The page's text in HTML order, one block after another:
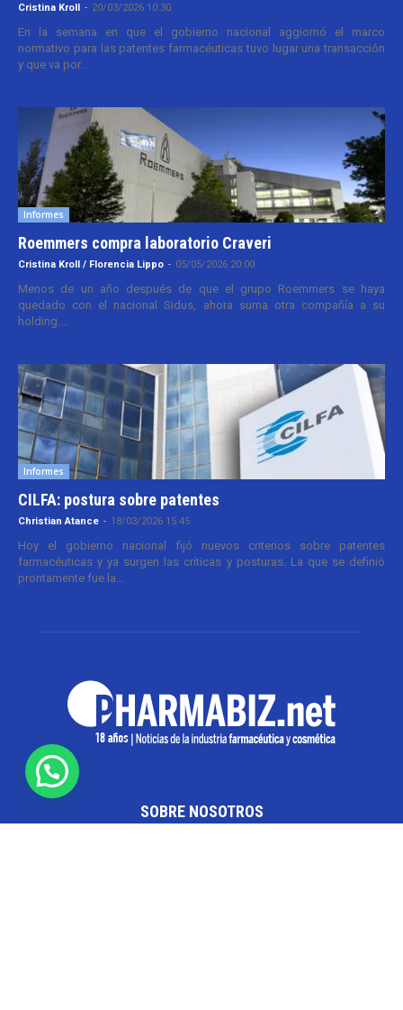
Cristina Kroll - 20/03/2026 10:30
En la semana en que el gobierno nacional aggiornó el marco
normativo para las patentes farmacéuticas tuvo lugar una transacción
y que va por...
Informes
Roemmers compra laboratorio Craveri
Cristina Kroll / Florencia Lippo - 05/05/2026 20:00
Menos de un año después de que el grupo Roemmers se haya
quedado con el nacional Sidus, ahora suma otra compañía a su
holding....
Informes
CILFA: postura sobre patentes
Christian Atance - 18/03/2026 15:45
Hoy el gobierno nacional fijó nuevos criterios sobre patentes
farmacéuticas y ya surgen las críticas y posturas. La que se definió
prontamente fue la...
SOBRE NOSOTROS